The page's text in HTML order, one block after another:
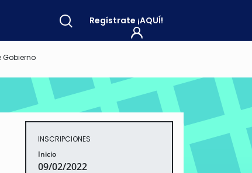
Regístrate ¡AQUÍ!
Gobierno
INSCRIPCIONES
Inicio
09/02/2022